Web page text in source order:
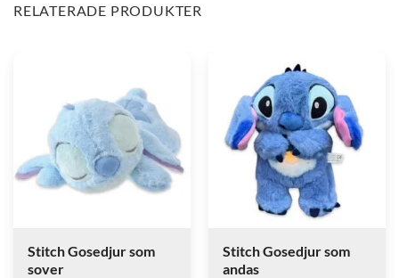
RELATERADE PRODUKTER
Stitch Gosedjur som
sover
Gosedjur
andas
Stitch Gosedjur som
andas